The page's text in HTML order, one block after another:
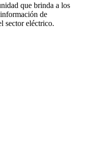
que brinda a los
de
sector eléctrico.